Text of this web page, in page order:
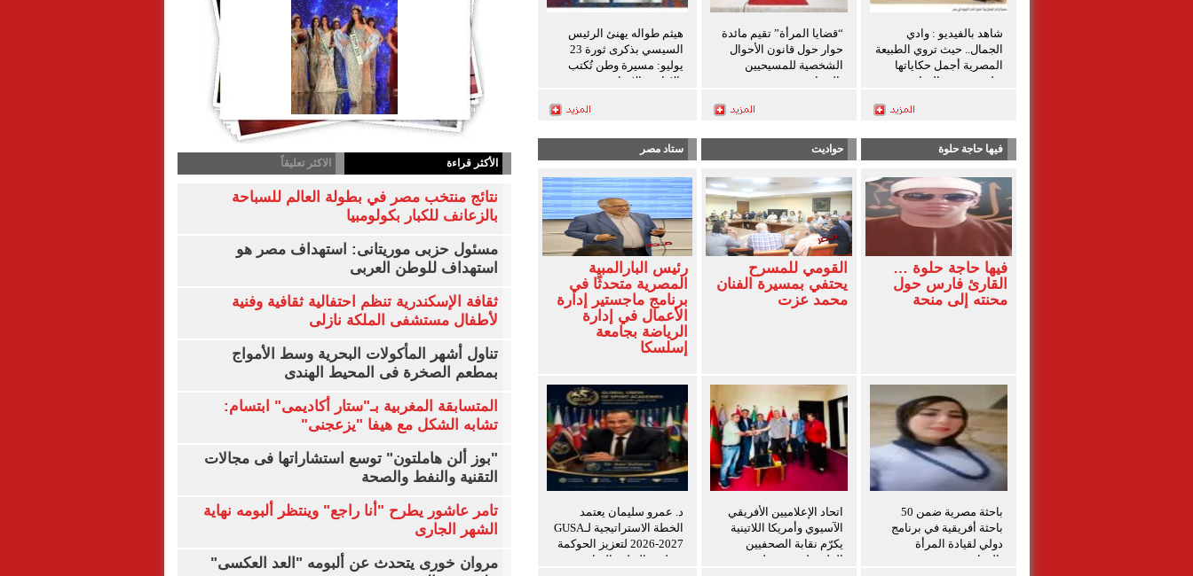
شاهد بالفيديو : وادي
الجمال.. حيث تروي الطبيعة
المصرية أجمل حكاياتها
تعليق شيرين الشافعى
“قضايا المرأة” تقيم مائدة
حوار حول قانون الأحوال
الشخصية للمسيحيين
بالمنيا
هيثم طواله يهنئ الرئيس
السيسي بذكرى ثورة 23
يوليو: مسيرة وطن تُكتب
بالإرادة والإنجاز
فيها حاجة حلوة
فيها حاجة حلوة …
القارئ فارس حول
محنته إلى منحة
باحثة مصرية ضمن 50
باحثة أفريقية في برنامج
دولي لقيادة المرأة
بالزراعة
حواديت
القومي للمسرح
يحتفي بمسيرة الفنان
محمد عزت
اتحاد الإعلاميين الأفريقي
الآسيوي وأمريكا اللاتينية
يكرّم نقابة الصحفيين
الفلسطينيين ويعلن توسيع
ستاد مصر
رئيس البارالمبية
المصرية متحدثًا في
برنامج ماجستير إدارة
الأعمال في إدارة
الرياضة بجامعة
إسلسكا
د. عمرو سليمان يعتمد
الخطة الاستراتيجية لـGUSA
2026-2027 لتعزيز الحوكمة
وتطوير التعليم الرياضي
الأكثر قراءة الاكثر تعليقاً
نتائج منتخب مصر في بطولة العالم للسباحة
بالزعانف للكبار بكولومبيا
مسئول حزبى موريتانى: استهداف مصر هو
استهداف للوطن العربى
ثقافة الإسكندرية تنظم احتفالية ثقافية وفنية
لأطفال مستشفى الملكة نازلى
تناول أشهر المأكولات البحرية وسط الأمواج
بمطعم الصخرة فى المحيط الهندى
المتسابقة المغربية بـ"ستار أكاديمى" ابتسام:
تشابه الشكل مع هيفا "يزعجنى"
"بوز ألن هاملتون" توسع استشاراتها فى مجالات
التقنية والنفط والصحة
تامر عاشور يطرح "أنا راجع" وينتظر ألبومه نهاية
الشهر الجارى
مروان خورى يتحدث عن ألبومه "العد العكسى"